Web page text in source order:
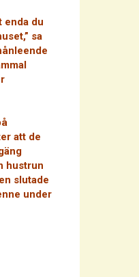
enda du
sa
att de
hustrun
slutade
under